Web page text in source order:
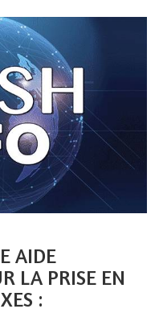
AIDE
LA PRISE EN
: